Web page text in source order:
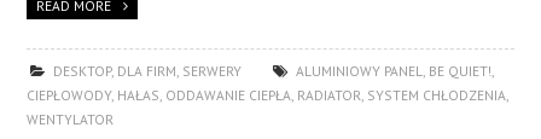
READ MORE
DESKTOP, DLA FIRM SERWERY ALUMINIOWY PANEL BE QUIET!
CIEPŁOWODY, HAŁAS ODDAWANIE CIEPŁA RADIATOR SYSTEM CHŁODZENIA
WENTYLATOR